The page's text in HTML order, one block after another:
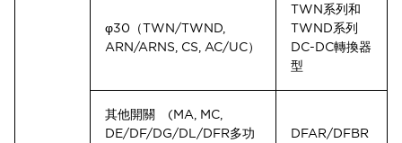
φ30（TWN/TWND,
ARN/ARNS, CS, AC/UC）
TWN系列和
TWND系列
DC-DC轉換器
型
其他開關 (MA, MC,
DE/DF/DG/DL/DFR多功
DFAR/DFBR